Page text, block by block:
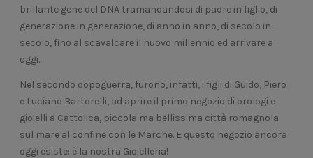
brillante gene del DNA tramandandosi di padre in figlio, di
generazione in generazione, di anno in anno, di secolo in
secolo, fino al scavalcare il nuovo millennio ed arrivare a
oggi.
Nel secondo dopoguerra, furono, infatti, i figli di Guido, Piero
e Luciano Bartorelli, ad aprire il primo negozio di orologi e
gioielli a Cattolica, piccola ma bellissima città romagnola
sul mare al confine con le Marche. E questo negozio ancora
oggi esiste: è la nostra Gioielleria!